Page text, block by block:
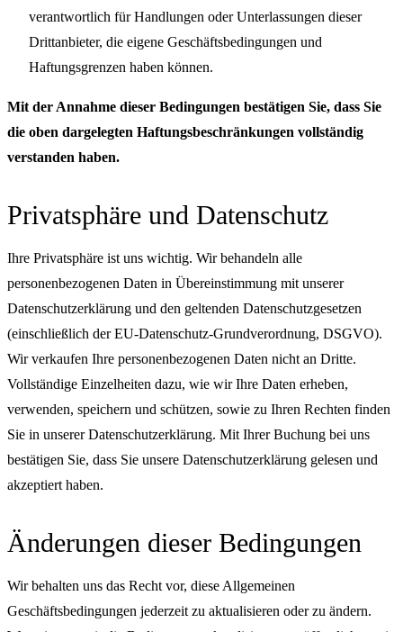
verantwortlich für Handlungen oder Unterlassungen dieser
Drittanbieter, die eigene Geschäftsbedingungen und
Haftungsgrenzen haben können.
Mit der Annahme dieser Bedingungen bestätigen Sie, dass Sie
die oben dargelegten Haftungsbeschränkungen vollständig
verstanden haben.
Privatsphäre und Datenschutz
Ihre Privatsphäre ist uns wichtig. Wir behandeln alle
personenbezogenen Daten in Übereinstimmung mit unserer
Datenschutzerklärung und den geltenden Datenschutzgesetzen
(einschließlich der EU-Datenschutz-Grundverordnung, DSGVO).
Wir verkaufen Ihre personenbezogenen Daten nicht an Dritte.
Vollständige Einzelheiten dazu, wie wir Ihre Daten erheben,
verwenden, speichern und schützen, sowie zu Ihren Rechten finden
Sie in unserer Datenschutzerklärung. Mit Ihrer Buchung bei uns
bestätigen Sie, dass Sie unsere Datenschutzerklärung gelesen und
akzeptiert haben.
Änderungen dieser Bedingungen
Wir behalten uns das Recht vor, diese Allgemeinen
Geschäftsbedingungen jederzeit zu aktualisieren oder zu ändern.